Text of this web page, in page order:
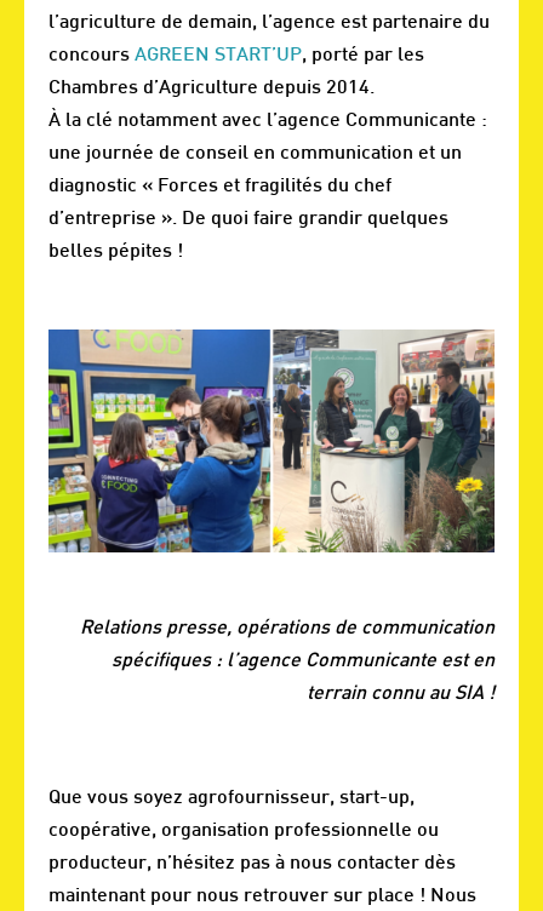
l’agriculture de demain, l’agence est partenaire du
concours AGREEN START’UP, porté par les
Chambres d’Agriculture depuis 2014.
À la clé notamment avec l’agence Communicante :
une journée de conseil en communication et un
diagnostic « Forces et fragilités du chef
d’entreprise ». De quoi faire grandir quelques
belles pépites !
Relations presse, opérations de communication
spécifiques : l’agence Communicante est en
terrain connu au SIA !
Que vous soyez agrofournisseur, start-up,
coopérative, organisation professionnelle ou
producteur, n’hésitez pas à nous contacter dès
maintenant pour nous retrouver sur place ! Nous